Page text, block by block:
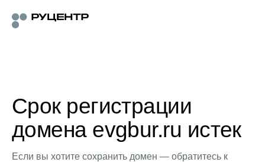
Срок регистрации
домена evgbur.ru истек
Если вы хотите сохранить домен — обратитесь к